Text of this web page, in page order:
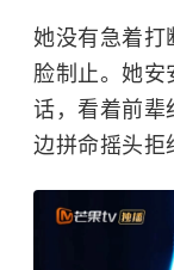
她没有急着打
脸制止。她安
话，看着前辈
边拼命摇头拒